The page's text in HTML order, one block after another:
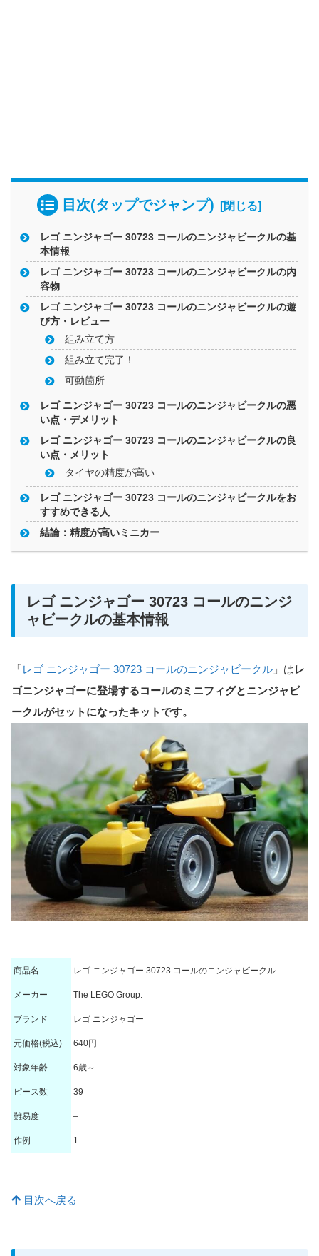
目次(タップでジャンプ)
レゴ ニンジャゴー 30723 コールのニンジャビークルの基
本情報
レゴ ニンジャゴー 30723 コールのニンジャビークルの内
容物
レゴ ニンジャゴー 30723 コールのニンジャビークルの遊
び方・レビュー
組み立て方
組み立て完了！
可動箇所
レゴ ニンジャゴー 30723 コールのニンジャビークルの悪
い点・デメリット
レゴ ニンジャゴー 30723 コールのニンジャビークルの良
い点・メリット
タイヤの精度が高い
レゴ ニンジャゴー 30723 コールのニンジャビークルをお
すすめできる人
結論：精度が高いミニカー
レゴ ニンジャゴー 30723 コールのニンジ
ャビークルの基本情報
「レゴ ニンジャゴー 30723 コールのニンジャビークル 」はレ
ゴニンジャゴーに登場するコールのミニフィグとニンジャビ
ークルがセットになったキットです。
商品名 レゴ ニンジャゴー 30723 コールのニンジャビークル
メーカー The LEGO Group.
ブランド レゴ ニンジャゴー
元価格(税込) 640円
対象年齢 6歳～
ピース数 39
難易度 –
作例 1
目次へ戻る